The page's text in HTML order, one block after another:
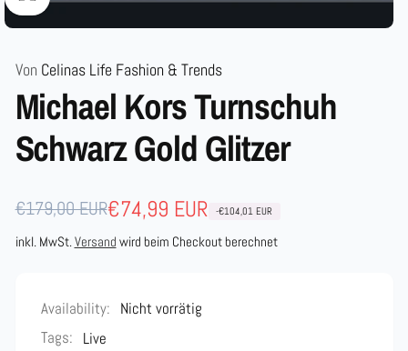
Von Celinas Life Fashion & Trends
Michael Kors Turnschuh
Schwarz Gold Glitzer
Normaler
Preis
€179,00 EUR
Verkaufspreis€74,99 EUR -€104,01 EUR
inkl. MwSt.Versand wird beim Checkout berechnet
Availability: Nicht vorrätig
Tags: Live